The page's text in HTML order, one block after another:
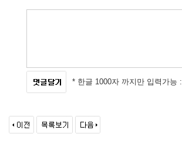
* 한글 1000자 까지만 입력가능 :